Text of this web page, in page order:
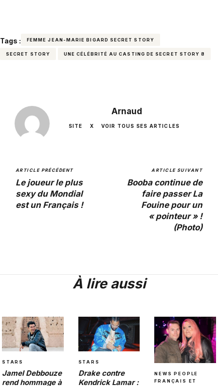
Tags : FEMME JEAN-MARIE BIGARD SECRET STORY
SECRET STORY UNE CÉLÉBRITÉ AU CASTING DE SECRET STORY 8
Arnaud
SITE X VOIR TOUS SES ARTICLES
ARTICLE PRÉCÉDENT
Le joueur le plus
sexy du Mondial
est un Français !
ARTICLE SUIVANT
Booba continue de
faire passer La
Fouine pour un
« pointeur » !
(Photo)
À lire aussi
STARS
Jamel Debbouze
rend hommage à
STARS
Drake contre
Kendrick Lamar :
NEWS PEOPLE
FRANÇAIS ET